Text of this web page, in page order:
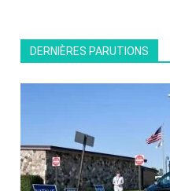
DERNIÈRES PARUTIONS